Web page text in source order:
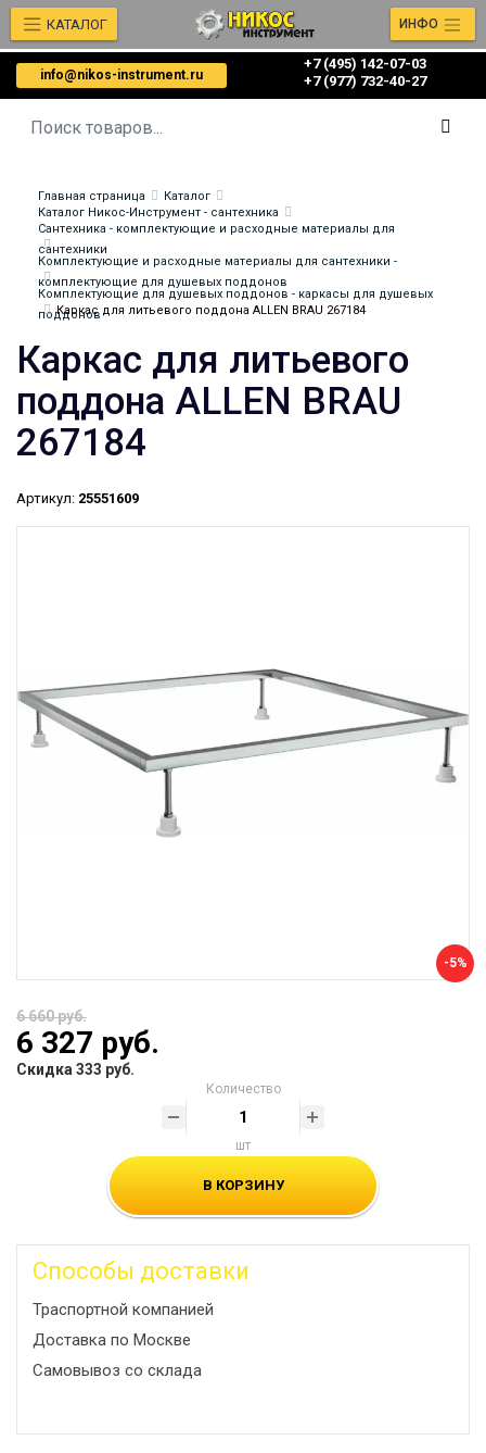
info@nikos-instrument.ru
+7 (495) 142-07-03
‎‎+7 (977) 732-40-27
КАТАЛОГ ИНФО
Главная страница
Каталог
Каталог Никос-Инструмент - сантехника
Сантехника - комплектующие и расходные материалы для
сантехники
Комплектующие и расходные материалы для сантехники -
комплектующие для душевых поддонов
Комплектующие для душевых поддонов - каркасы для душевых
поддонов
Каркас для литьевого поддона ALLEN BRAU 267184
Каркас для литьевого
поддона ALLEN BRAU
267184
Артикул: 25551609
-5%
6 660 руб.
6 327 руб.
Скидка 333 руб.
Количество
шт
В КОРЗИНУ
Способы доставки
Траспортной компанией
Доставка по Москве
Самовывоз со склада